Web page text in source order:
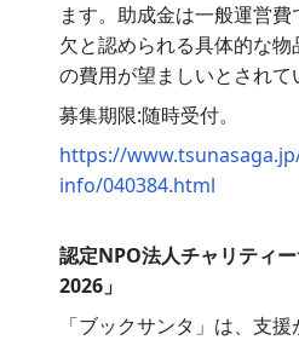
ます。助成金は一般運営
欠と認められる具体的な
の費用が望ましいとされて
募集期限:随時受付。
https://
info/040384.html
認定NPO法人チャリティ
2026」
「ブックサンタ」は、支